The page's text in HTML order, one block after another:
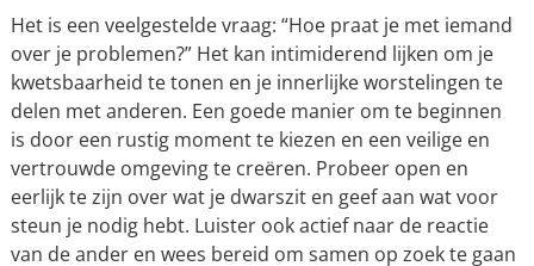
Het is een veelgestelde vraag: “Hoe praat je met iemand
over je problemen?” Het kan intimiderend lijken om je
kwetsbaarheid te tonen en je innerlijke worstelingen te
delen met anderen. Een goede manier om te beginnen
is door een rustig moment te kiezen en een veilige en
vertrouwde omgeving te creëren. Probeer open en
eerlijk te zijn over wat je dwarszit en geef aan wat voor
steun je nodig hebt. Luister ook actief naar de reactie
van de ander en wees bereid om samen op zoek te gaan